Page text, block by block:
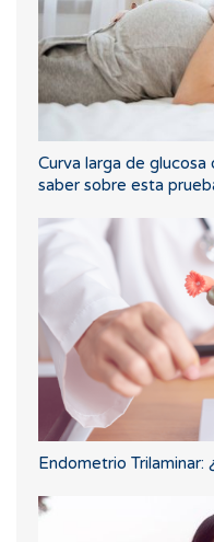
Curva larga de
saber sobre esta
Endometrio Trilaminar: